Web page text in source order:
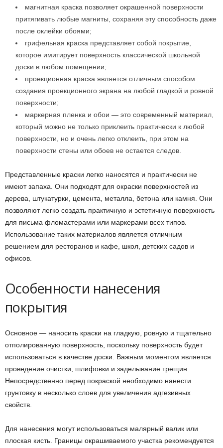
магнитная краска позволяет окрашенной поверхности
притягивать любые магниты, сохраняя эту способность даже
после оклейки обоями;
грифельная краска представляет собой покрытие,
которое имитирует поверхность классической школьной
доски в любом помещении;
проекционная краска является отличным способом
создания проекционного экрана на любой гладкой и ровной
поверхности;
маркерная пленка и обои — это современный материал,
который можно не только приклеить практически к любой
поверхности, но и очень легко отклеить, при этом на
поверхности стены или обоев не остается следов.
Представленные краски легко наносятся и практически не
имеют запаха. Они подходят для окраски поверхностей из
дерева, штукатурки, цемента, металла, бетона или камня. Они
позволяют легко создать практичную и эстетичную поверхность
для письма фломастерами или маркерами всех типов.
Использование таких материалов является отличным
решением для ресторанов и кафе, школ, детских садов и
офисов.
Особенности нанесения
покрытия
Основное — наносить краски на гладкую, ровную и тщательно
отполированную поверхность, поскольку поверхность будет
использоваться в качестве доски. Важным моментом является
проведение очистки, шлифовки и заделывание трещин.
Непосредственно перед покраской необходимо нанести
грунтовку в несколько слоев для увеличения адгезивных
свойств.
Для нанесения могут использоваться малярный валик или
плоская кисть. Границы окрашиваемого участка рекомендуется